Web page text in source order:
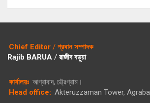
Chief Editor / প্রধান সম্পাদক
Rajib BARUA / রাজীব বড়ুয়া
কার্যালয়ঃ আগ্রাবাদ, চট্ট্রগ্রাম।
Head office: Akteruzzaman Tower,